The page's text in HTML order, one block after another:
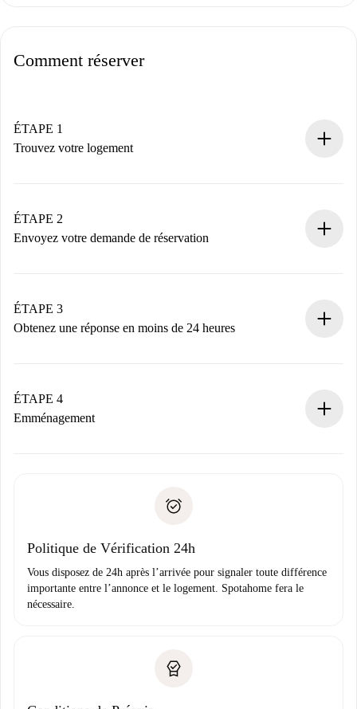
Comment réserver
ÉTAPE 1
Trouvez votre logement
Vous disposez à l’avance de toutes les informations
nécessaires.
ÉTAPE 2
Envoyez votre demande de réservation
Nous ne vous facturerons rien tant que le propriétaire
n’aura pas accepté.
ÉTAPE 3
Obtenez une réponse en moins de 24 heures
contact avec le propriétaire.
Si refusé : aucun prélèvement et nous vous proposerons
Justificatif de solvabilité
ÉTAPE 4
Emménagement
uniquement si aucun problème n'est signalé.
Politique de Vérification 24h
Vous disposez de 24h après l’arrivée pour signaler toute différence
importante entre l’annonce et le logement. Spotahome fera le
nécessaire.